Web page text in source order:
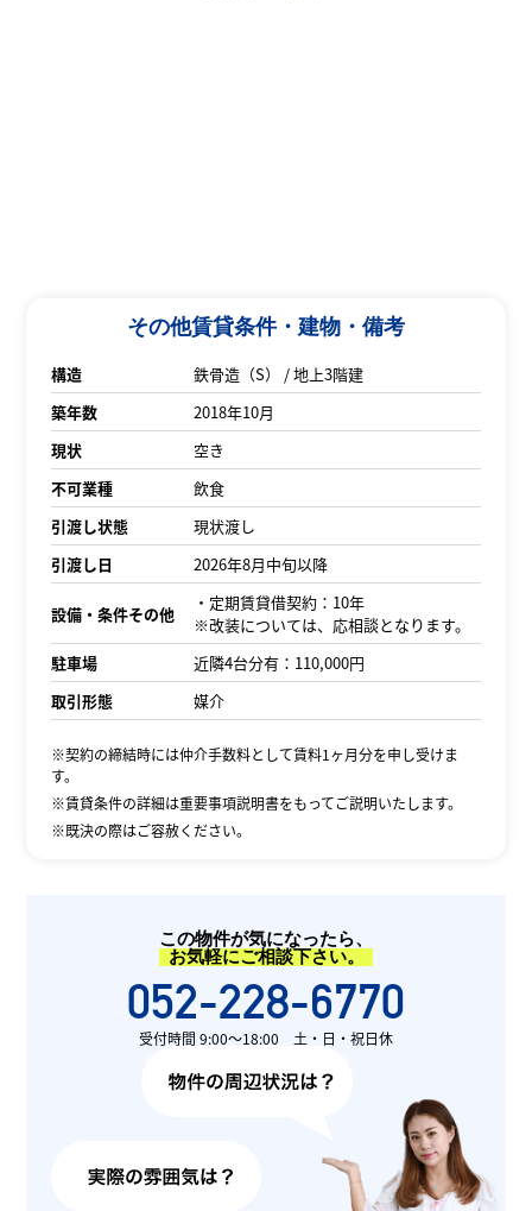
その他賃貸条件・建物・備考
構造
鉄骨造（S） / 地上3階建
築年数
2018年10月
現状
空き
不可業種
飲食
引渡し状態
現状渡し
引渡し日
2026年8月中旬以降
設備・条件その他
・定期賃貸借契約：10年
※改装については、応相談となります。
駐車場
近隣4台分有：110,000円
取引形態
媒介
※契約の締結時には仲介手数料として賃料1ヶ月分を申し受けま
す。
※賃貸条件の詳細は重要事項説明書をもってご説明いたします。
※既決の際はご容赦ください。
この物件が気になったら、
お気軽にご相談下さい。
052-228-6770
受付時間 9:00〜18:00 土・日・祝日休